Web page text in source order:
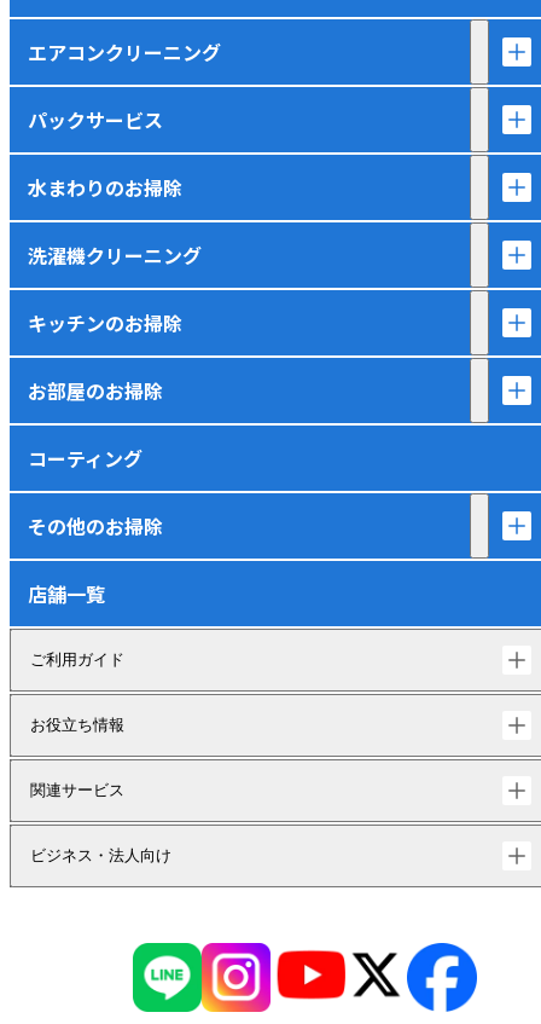
エアコンクリーニング
パックサービス
水まわりのお掃除
洗濯機クリーニング
キッチンのお掃除
お部屋のお掃除
コーティング
その他のお掃除
店舗一覧
ご利用ガイド
お役立ち情報
関連サービス
ビジネス・法人向け